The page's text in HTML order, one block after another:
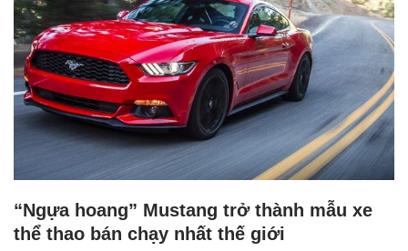
“Ngựa hoang” Mustang trở thành mẫu xe
thể thao bán chạy nhất thế giới